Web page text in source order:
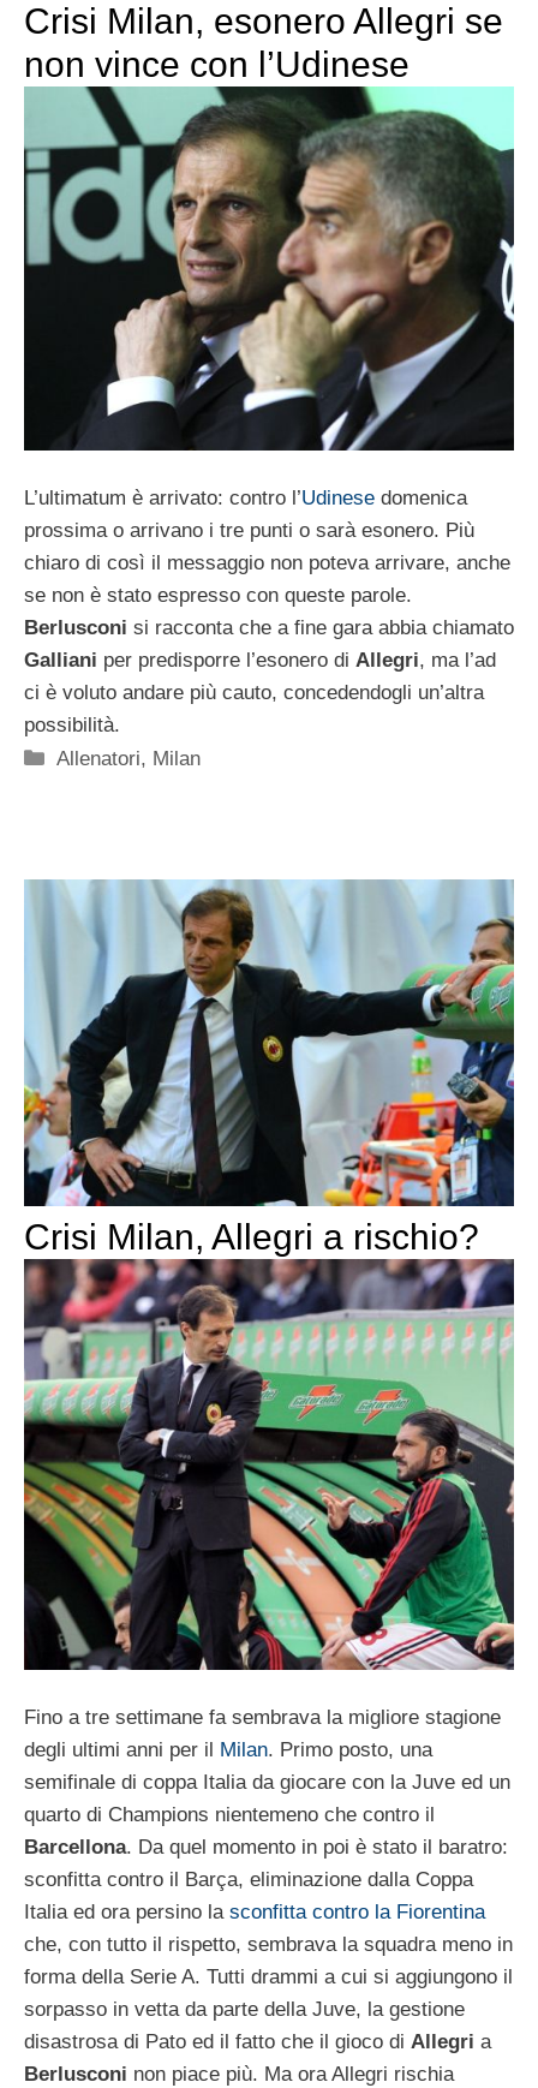
Crisi Milan, esonero Allegri se
non vince con l’Udinese
L’ultimatum è arrivato: contro l’Udinese domenica
prossima o arrivano i tre punti o sarà esonero. Più
chiaro di così il messaggio non poteva arrivare, anche
se non è stato espresso con queste parole.
Berlusconi si racconta che a fine gara abbia chiamato
Galliani per predisporre l’esonero di Allegri, ma l’ad
ci è voluto andare più cauto, concedendogli un’altra
possibilità.
Categorie
Allenatori, Milan
Crisi Milan, Allegri a rischio?
Fino a tre settimane fa sembrava la migliore stagione
degli ultimi anni per il Milan. Primo posto, una
semifinale di coppa Italia da giocare con la Juve ed un
quarto di Champions nientemeno che contro il
Barcellona. Da quel momento in poi è stato il baratro:
sconfitta contro il Barça, eliminazione dalla Coppa
Italia ed ora persino la sconfitta contro la Fiorentina
che, con tutto il rispetto, sembrava la squadra meno in
forma della Serie A. Tutti drammi a cui si aggiungono il
sorpasso in vetta da parte della Juve, la gestione
disastrosa di Pato ed il fatto che il gioco di Allegri a
Berlusconi non piace più. Ma ora Allegri rischia